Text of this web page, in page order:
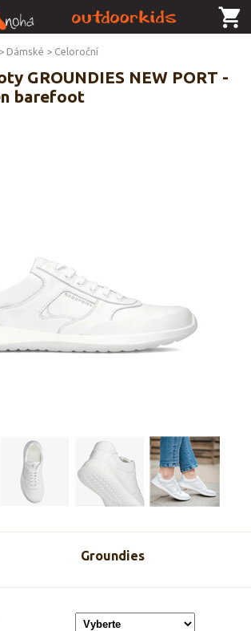
> Dámské > Celoroční
GROUNDIES NEW PORT -
barefoot
Groundies